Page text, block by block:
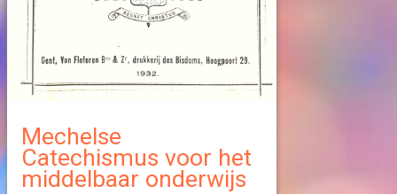
Mechelse
Catechismus voor het
middelbaar onderwijs